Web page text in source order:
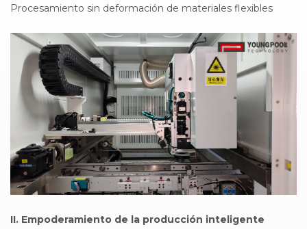
Procesamiento sin deformación de materiales flexibles
II. Empoderamiento de la producción inteligente